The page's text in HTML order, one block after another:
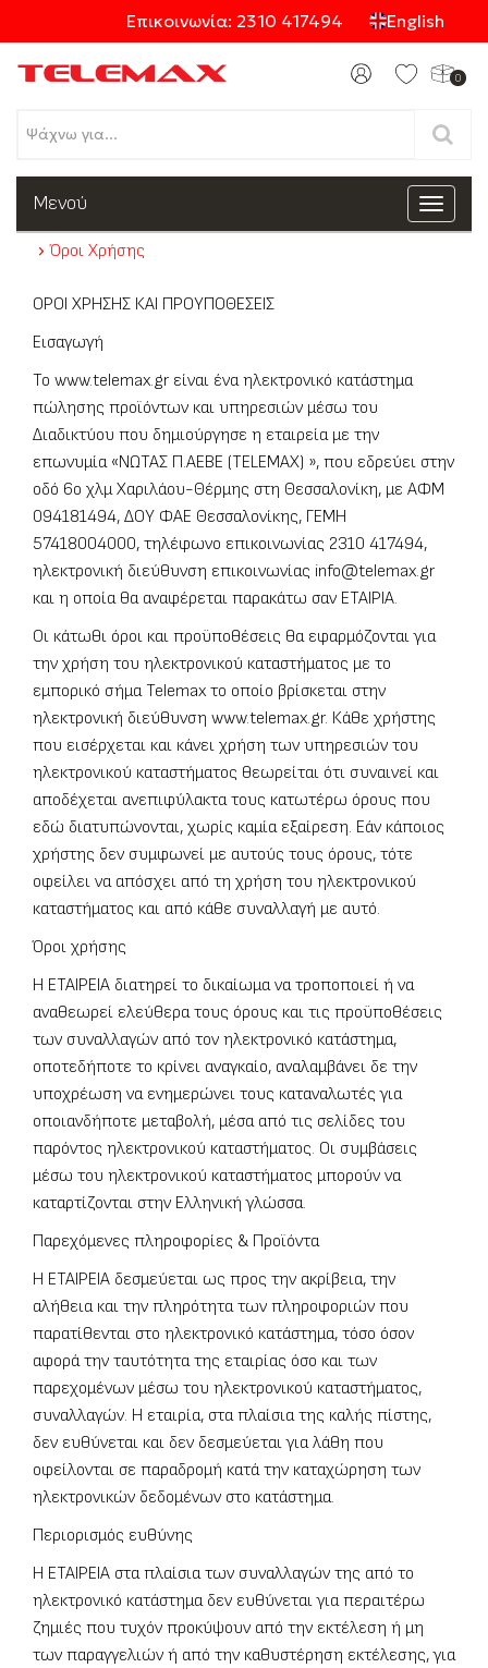
Επικοινωνία: 2310 417494 English
0
Προϊόντα
Toggle
Μενού
Όροι Χρήσης
ΟΡΟΙ ΧΡΗΣΗΣ ΚΑΙ ΠΡΟΥΠΟΘΕΣΕΙΣ
Εισαγωγή
Το www.telemax.gr είναι ένα ηλεκτρονικό κατάστημα
πώλησης προϊόντων και υπηρεσιών μέσω του
Διαδικτύου που δημιούργησε η εταιρεία με την
επωνυμία «ΝΩΤΑΣ Π.ΑΕΒΕ (TELEMAX) », που εδρεύει στην
οδό 6o χλμ Χαριλάου-Θέρμης στη Θεσσαλονίκη, με ΑΦΜ
094181494, ΔΟΥ ΦΑΕ Θεσσαλονίκης, ΓΕΜΗ
57418004000, τηλέφωνο επικοινωνίας 2310 417494,
ηλεκτρονική διεύθυνση επικοινωνίας info@telemax.gr
και η οποία θα αναφέρεται παρακάτω σαν ΕΤΑΙΡΙΑ.
Οι κάτωθι όροι και προϋποθέσεις θα εφαρμόζονται για
την χρήση του ηλεκτρονικού καταστήματος με το
εμπορικό σήμα Telemax το οποίο βρίσκεται στην
ηλεκτρονική διεύθυνση www.telemax.gr. Κάθε χρήστης
που εισέρχεται και κάνει χρήση των υπηρεσιών του
ηλεκτρονικού καταστήματος θεωρείται ότι συναινεί και
αποδέχεται ανεπιφύλακτα τους κατωτέρω όρους που
εδώ διατυπώνονται, χωρίς καμία εξαίρεση. Εάν κάποιος
χρήστης δεν συμφωνεί με αυτούς τους όρους, τότε
οφείλει να απόσχει από τη χρήση του ηλεκτρονικού
καταστήματος και από κάθε συναλλαγή με αυτό.
Όροι χρήσης
Η ΕΤΑΙΡΕΙΑ διατηρεί το δικαίωμα να τροποποιεί ή να
αναθεωρεί ελεύθερα τoυς όρους και τις προϋποθέσεις
των συναλλαγών από τον ηλεκτρονικό κατάστημα,
οποτεδήποτε το κρίνει αναγκαίο, αναλαμβάνει δε την
υποχρέωση να ενημερώνει τους καταναλωτές για
οποιανδήποτε μεταβολή, μέσα από τις σελίδες του
παρόντος ηλεκτρονικού καταστήματος. Οι συμβάσεις
μέσω του ηλεκτρονικού καταστήματος μπορούν να
καταρτίζονται στην Ελληνική γλώσσα.
Παρεχόμενες πληροφορίες & Προϊόντα
H ΕΤΑΙΡΕΙΑ δεσμεύεται ως προς την ακρίβεια, την
αλήθεια και την πληρότητα των πληροφοριών που
παρατίθενται στο ηλεκτρονικό κατάστημα, τόσο όσον
αφορά την ταυτότητα της εταιρίας όσο και των
παρεχομένων μέσω του ηλεκτρονικού καταστήματος,
συναλλαγών. Η εταιρία, στα πλαίσια της καλής πίστης,
δεν ευθύνεται και δεν δεσμεύεται για λάθη που
οφείλονται σε παραδρομή κατά την καταχώρηση των
ηλεκτρονικών δεδομένων στο κατάστημα.
Περιορισμός ευθύνης
Η ΕΤΑΙΡΕΙΑ στα πλαίσια των συναλλαγών της από το
ηλεκτρονικό κατάστημα δεν ευθύνεται για περαιτέρω
ζημιές που τυχόν προκύψουν από την εκτέλεση ή μη
των παραγγελιών ή από την καθυστέρηση εκτέλεσης, για